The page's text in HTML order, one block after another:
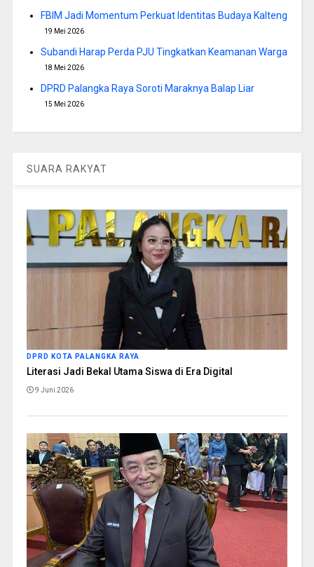
FBIM Jadi Momentum Perkuat Identitas Budaya Kalteng
19 Mei 2026
Subandi Harap Perda PJU Tingkatkan Keamanan Warga
18 Mei 2026
DPRD Palangka Raya Soroti Maraknya Balap Liar
15 Mei 2026
SUARA RAKYAT
DPRD KOTA PALANGKA RAYA
Literasi Jadi Bekal Utama Siswa di Era Digital
9 Juni 2026